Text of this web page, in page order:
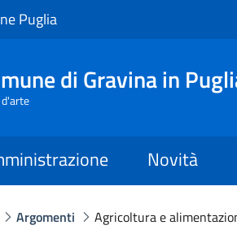
Puglia
di Gravina in
Novità
Argomenti Agricoltura e